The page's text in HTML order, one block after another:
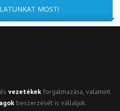
MOST!
és vezetékek forgalmazása, valamint
beszerzését is vállaljuk.